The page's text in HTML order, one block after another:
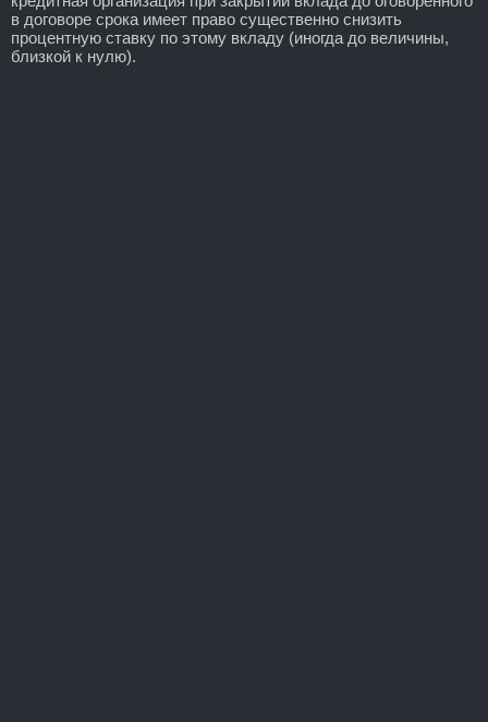
в договоре срока имеет право существенно снизить
процентную ставку по этому вкладу (иногда до величины,
близкой к нулю).